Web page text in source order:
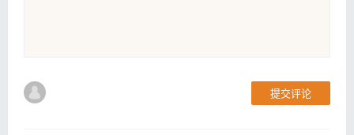
提交评论